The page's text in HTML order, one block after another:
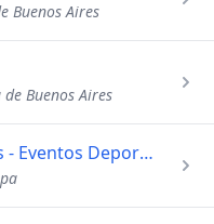
Buenos Aires
Buenos Aires
Ambulancias Martin - Traslados - Eventos Deportivos - Servic